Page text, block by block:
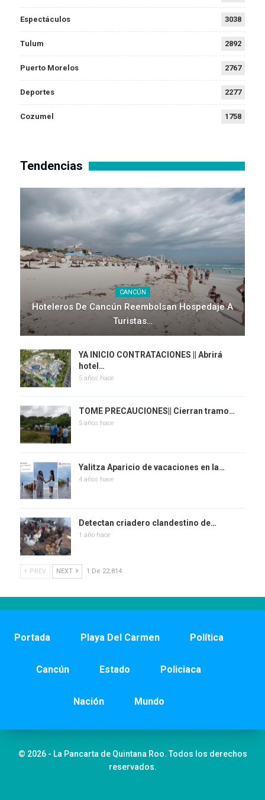
Espectáculos 3038
Tulum 2892
Puerto Morelos 2767
Deportes 2277
Cozumel 1758
Tendencias
CANCÚN
Hoteleros De Cancún Reembolsan Hospedaje A
Turistas…
YA INICIO CONTRATACIONES || Abrirá
hotel…
5 años hace
TOME PRECAUCIONES|| Cierran tramo…
5 años hace
Yalitza Aparicio de vacaciones en la…
4 años hace
Detectan criadero clandestino de…
1 año hace
PREV NEXT 1 De 22,814
Portada Playa Del Carmen Política
Cancún Estado Policiaca
Nación Mundo
© 2026 - La Pancarta de Quintana Roo. Todos los derechos
reservados.